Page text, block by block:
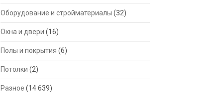
Оборудование и стройматериалы (32)
Окна и двери (16)
Полы и покрытия (6)
Потолки (2)
Разное (14 639)